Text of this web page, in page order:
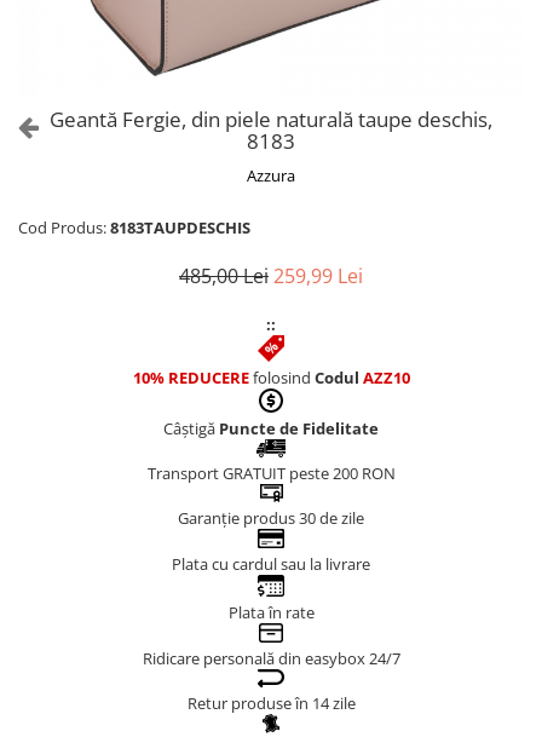
Genți Albe
Genți Bleumarin
Geantă Fergie, din piele naturală taupe deschis,
8183
Azzura
Cod Produs:8183TAUPDESCHIS
485,00 Lei259,99 Lei
::
10% REDUCEREfolosind Codul AZZ10
Câștigă Puncte de Fidelitate
Transport GRATUIT peste 200 RON
Garanție produs 30 de zile
Plata cu cardul sau la livrare
Plata în rate
Ridicare personală din easybox 24/7
Retur produse în 14 zile